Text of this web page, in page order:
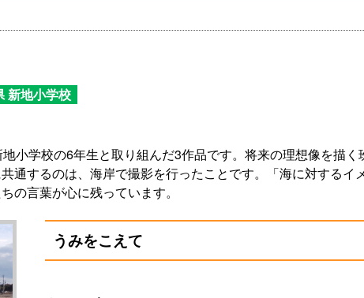
新地小学校
地小学校の6年生と取り組んだ3作品です。将来の理想像を描
通するのは、海岸で撮影を行ったことです。「海に対する
の言葉が心に残っています。
うみをこえて